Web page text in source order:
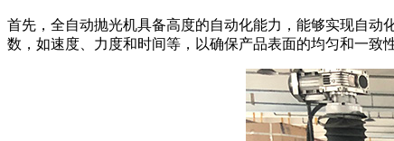
首先，全自动抛光机具备高度的自动化能力，能够实现自
数，如速度、力度和时间等，以确保产品表面的均匀和一致